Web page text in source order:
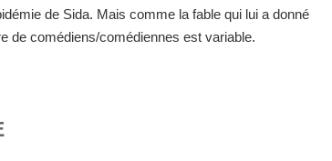
de Sida. Mais comme la fable qui lui a donné
de comédiens/comédiennes est variable.